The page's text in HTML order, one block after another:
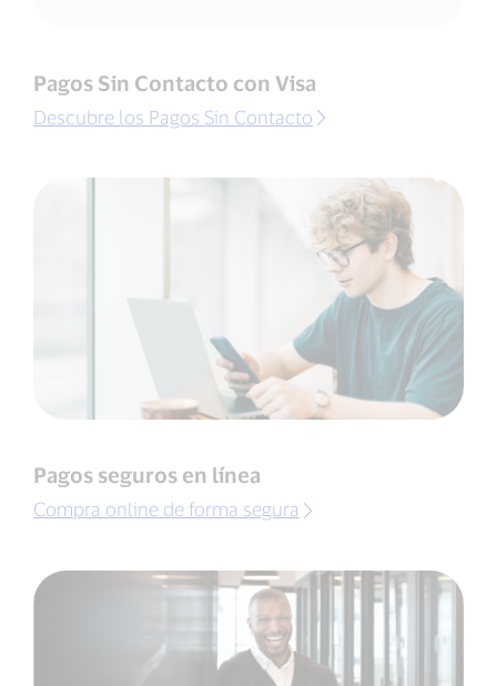
Pagos Sin Contacto con Visa
Descubre los Pagos Sin Contacto
Pagos seguros en línea
Compra online de forma segura